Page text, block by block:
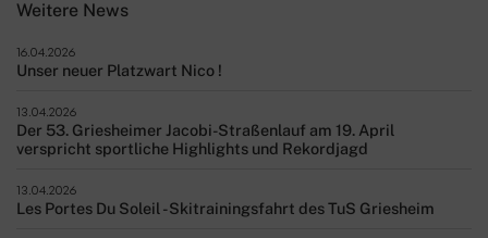
Weitere News
16.04.2026
Unser neuer Platzwart Nico !
13.04.2026
Der 53. Griesheimer Jacobi-Straßenlauf am 19. April
verspricht sportliche Highlights und Rekordjagd
13.04.2026
Les Portes Du Soleil - Skitrainingsfahrt des TuS Griesheim